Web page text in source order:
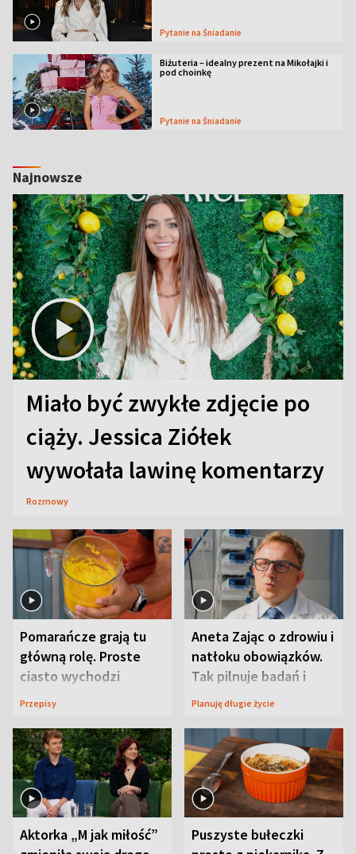
Pytanie na Śniadanie
Biżuteria – idealny prezent na Mikołajki i
pod choinkę
Pytanie na Śniadanie
Najnowsze
Miało być zwykłe zdjęcie po
ciąży. Jessica Ziółek
wywołała lawinę komentarzy
Rozmowy
Pomarańcze grają tu
główną rolę. Proste
ciasto wychodzi
wyjątkowo wilgotne
Przepisy
Aneta Zając o zdrowiu i
natłoku obowiązków.
Tak pilnuje badań i
wizyt
Planuję długie życie
Aktorka „M jak miłość”
Puszyste bułeczki